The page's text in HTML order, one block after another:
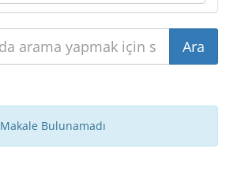
Makale Bulunamadı